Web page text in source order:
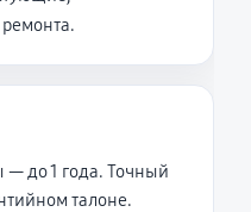
до 1 года. Точный
талоне.